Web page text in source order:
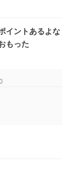
イントあるよな
もった